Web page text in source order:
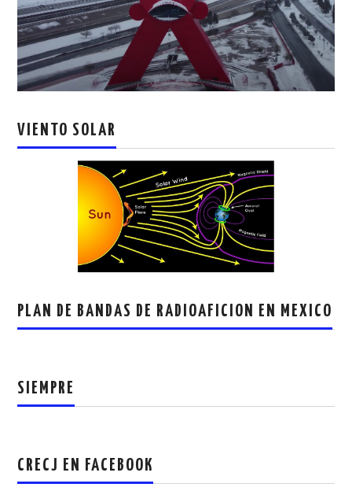
VIENTO SOLAR
PLAN DE BANDAS DE RADIOAFICION EN MEXICO
SIEMPRE
CRECJ EN FACEBOOK